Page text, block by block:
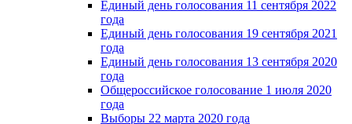
Единый день голосования 11 сентября 2022
года
Единый день голосования 19 сентября 2021
года
Единый день голосования 13 сентября 2020
года
Общероссийское голосование 1 июля 2020
года
Выборы 22 марта 2020 года